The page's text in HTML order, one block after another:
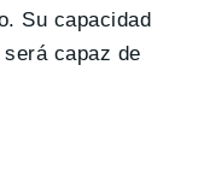
Su capacidad
capaz de